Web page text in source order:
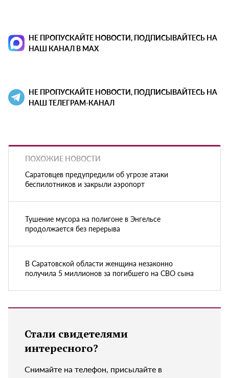
НЕ ПРОПУСКАЙТЕ НОВОСТИ, ПОДПИСЫВАЙТЕСЬ НА
НАШ КАНАЛ В MAX
НЕ ПРОПУСКАЙТЕ НОВОСТИ, ПОДПИСЫВАЙТЕСЬ НА
НАШ ТЕЛЕГРАМ-КАНАЛ
ПОХОЖИЕ НОВОСТИ
Саратовцев предупредили об угрозе атаки
беспилотников и закрыли аэропорт
Тушение мусора на полигоне в Энгельсе
продолжается без перерыва
В Саратовской области женщина незаконно
получила 5 миллионов за погибшего на СВО сына
Стали свидетелями
интересного?
Снимайте на телефон, присылайте в